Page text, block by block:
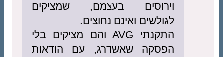
וירוסים בעצמם, שמציקים
לגולשים ואינם נחוצים.
התקנתי AVG והם מציקים בלי
הפסקה שאשדרג, עם הודאות